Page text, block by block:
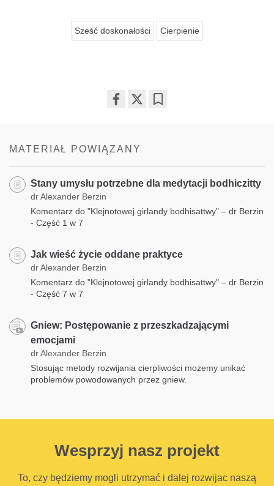
Sześć doskonałości Cierpienie
MATERIAŁ POWIĄZANY
Stany umysłu potrzebne dla medytacji bodhiczitty
dr Alexander Berzin
Komentarz do "Klejnotowej girlandy bodhisattwy" – dr Berzin
- Część 1 w 7
Jak wieść życie oddane praktyce
dr Alexander Berzin
Komentarz do "Klejnotowej girlandy bodhisattwy" – dr Berzin
- Część 7 w 7
Gniew: Postępowanie z przeszkadzającymi
emocjami
dr Alexander Berzin
Stosując metody rozwijania cierpliwości możemy unikać
problemów powodowanych przez gniew.
Wesprzyj nasz projekt
To, czy będziemy mogli utrzymać i dalej rozwijac naszą